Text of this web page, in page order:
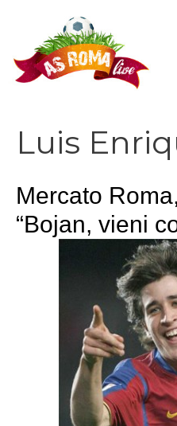
contenuto
Luis
Mercato
“Bojan, vieni